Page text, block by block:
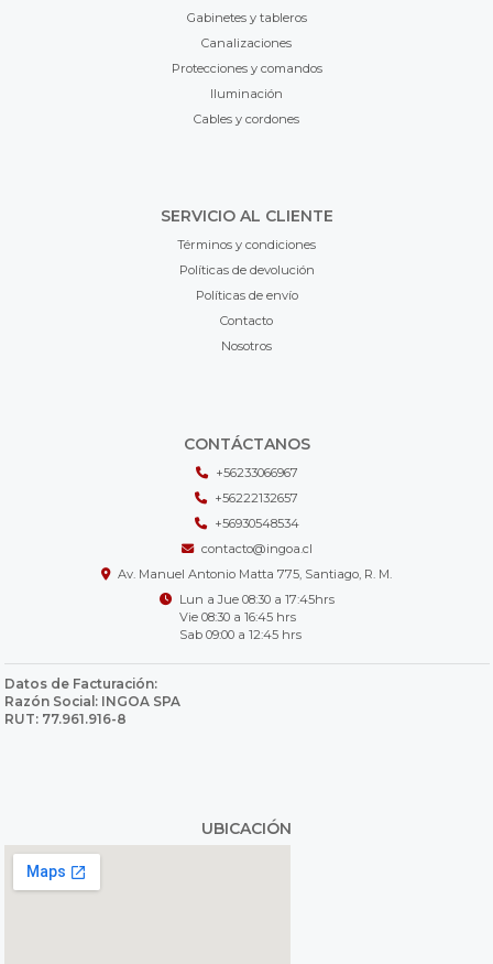
Gabinetes y tableros
Canalizaciones
Protecciones y comandos
Iluminación
Cables y cordones
SERVICIO AL CLIENTE
Términos y condiciones
Políticas de devolución
Políticas de envío
Contacto
Nosotros
CONTÁCTANOS
+56233066967
+56222132657
+56930548534
contacto@ingoa.cl
Av. Manuel Antonio Matta 775, Santiago, R. M.
Lun a Jue 08:30 a 17:45hrs
Vie 08:30 a 16:45 hrs
Sab 09:00 a 12:45 hrs
Datos de Facturación:
Razón Social: INGOA SPA
RUT: 77.961.916-8
UBICACIÓN